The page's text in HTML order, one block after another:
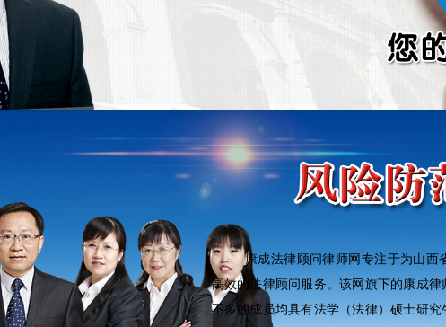
险，
康成法律顾问律师网专注于为山西
高效的法律顾问服务。该网旗下的康成
不多的成员均具有法学（法律）硕士研
团队介绍